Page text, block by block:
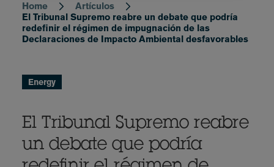
Breadcrumb
Home
Artículos
El Tribunal Supremo reabre un debate que podría
redefinir el régimen de impugnación de las
Declaraciones de Impacto Ambiental desfavorables
Energy
El Tribunal Supremo reabre
un debate que podría